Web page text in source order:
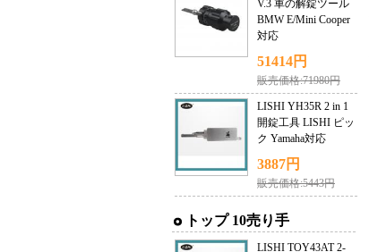
V.3 車の解錠ツール
BMW E/Mini Cooper
対応
51414円
販売価格:71980円
LISHI YH35R 2 in 1
開錠工具 LISHI ピッ
ク Yamaha対応
3887円
販売価格:5443円
トップ 10売り手
LISHI TOY43AT 2-